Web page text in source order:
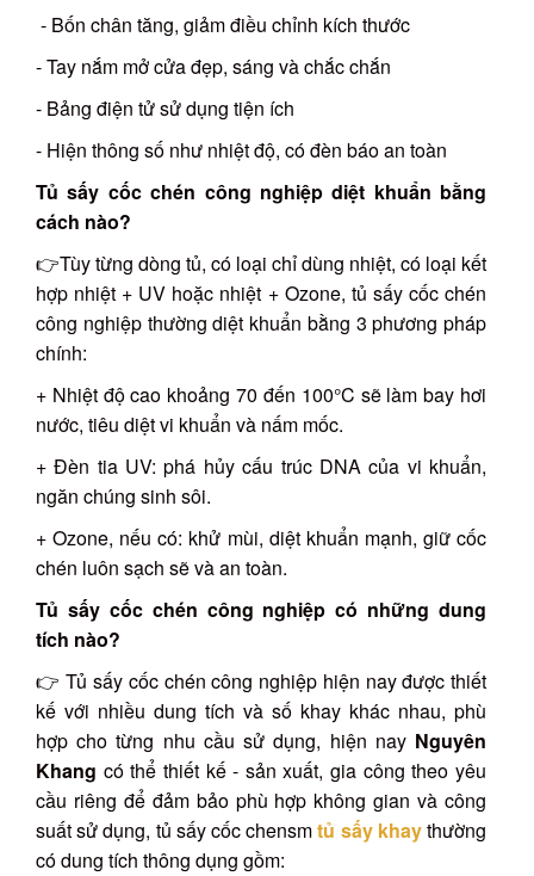
- Bốn chân tăng, giảm điều chỉnh kích thước
- Tay nắm mở cửa đẹp, sáng và chắc chắn
- Bảng điện tử sử dụng tiện ích
- Hiện thông số như nhiệt độ, có đèn báo an toàn
Tủ sấy cốc chén công nghiệp diệt khuẩn bằng
cách nào?
👉Tùy từng dòng tủ, có loại chỉ dùng nhiệt, có loại kết
hợp nhiệt + UV hoặc nhiệt + Ozone, tủ sấy cốc chén
công nghiệp thường diệt khuẩn bằng 3 phương pháp
chính:
+ Nhiệt độ cao khoảng 70 đến 100°C sẽ làm bay hơi
nước, tiêu diệt vi khuẩn và nấm mốc.
+ Đèn tia UV: phá hủy cấu trúc DNA của vi khuẩn,
ngăn chúng sinh sôi.
+ Ozone, nếu có: khử mùi, diệt khuẩn mạnh, giữ cốc
chén luôn sạch sẽ và an toàn.
Tủ sấy cốc chén công nghiệp có những dung
tích nào?
👉 Tủ sấy cốc chén công nghiệp hiện nay được thiết
kế với nhiều dung tích và số khay khác nhau, phù
hợp cho từng nhu cầu sử dụng, hiện nay Nguyên
Khang có thể thiết kế - sản xuất, gia công theo yêu
cầu riêng để đảm bảo phù hợp không gian và công
suất sử dụng, tủ sấy cốc chensmtủ sấy khaythường
có dung tích thông dụng gồm: